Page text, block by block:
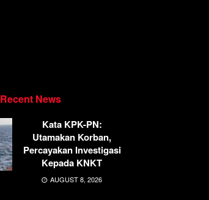
Recent News
Kata KPK-PN:
Utamakan Korban,
Percayakan Investigasi
Kepada KNKT
AUGUST 8, 2026